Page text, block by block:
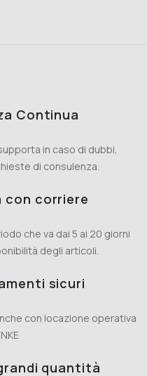
Continua
in caso di dubbi,
di consulenza.
con corriere
che va dai 5 ai 20 giorni
degli articoli.
sicuri
con locazione operativa
quantità